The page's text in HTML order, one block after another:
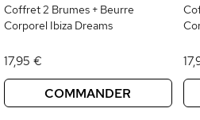
Coffret 2 Brumes + Beurre
Corporel Ibiza Dreams
17,95 €
COMMANDER